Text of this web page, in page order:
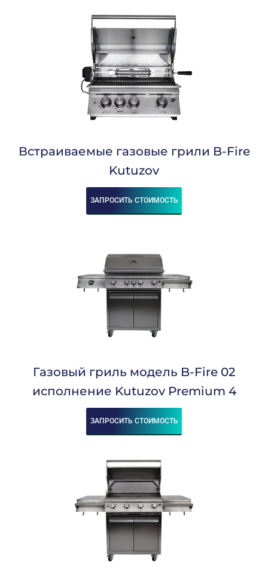
Встраиваемые газовые грили B-Fire
Kutuzov
ЗАПРОСИТЬ СТОИМОСТЬ
Газовый гриль модель B-Fire 02
исполнение Kutuzov Premium 4
ЗАПРОСИТЬ СТОИМОСТЬ